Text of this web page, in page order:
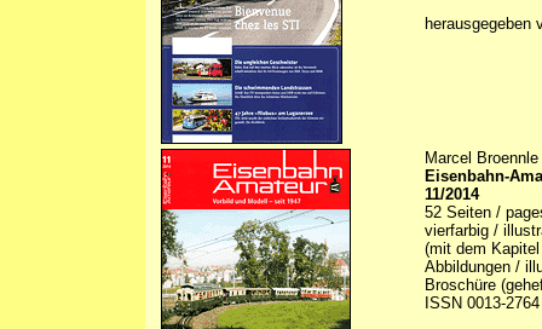
herausgegeben
Marcel
Eisenbahn-
11/2014
52 Seiten /
vierfarbig /
(mit dem
Abbildungen /
Broschüre
ISSN 0013-2764